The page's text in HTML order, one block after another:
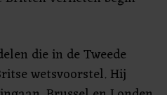
die in de Tweede
wetsvoorstel. Hij